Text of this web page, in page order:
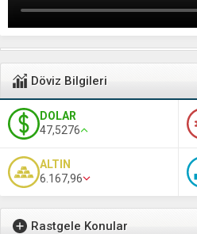
Döviz Bilgileri
DOLAR
47,5276
ALTIN
6.167,96
Rastgele Konular